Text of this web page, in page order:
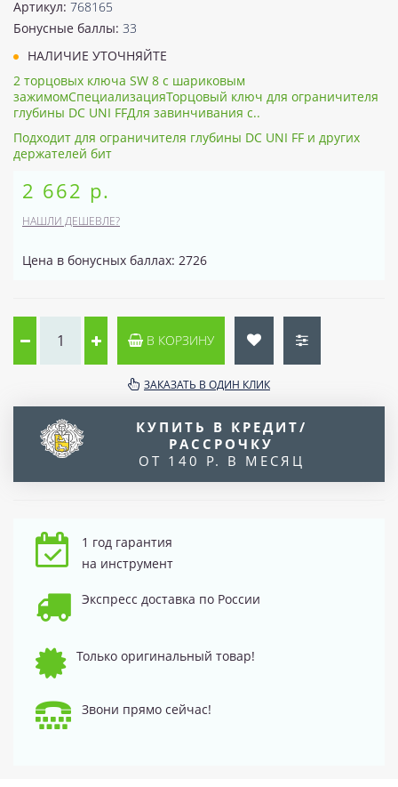
Артикул: 768165
Бонусные баллы: 33
НАЛИЧИЕ УТОЧНЯЙТЕ
2 торцовых ключа SW 8 с шариковым
зажимомСпециализацияТорцовый ключ для ограничителя
глубины DC UNI FFДля завинчивания с..
Подходит для ограничителя глубины DC UNI FF и других
держателей бит
2 662 р.
НАШЛИ ДЕШЕВЛЕ?
Цена в бонусных баллах: 2726
В КОРЗИНУ
ЗАКАЗАТЬ В ОДИН КЛИК
КУПИТЬ В КРЕДИТ/
РАССРОЧКУ
ОТ 140 Р. В МЕСЯЦ
1 год гарантия
на инструмент
Экспресс доставка по России
Только оригинальный товар!
Звони прямо сейчас!